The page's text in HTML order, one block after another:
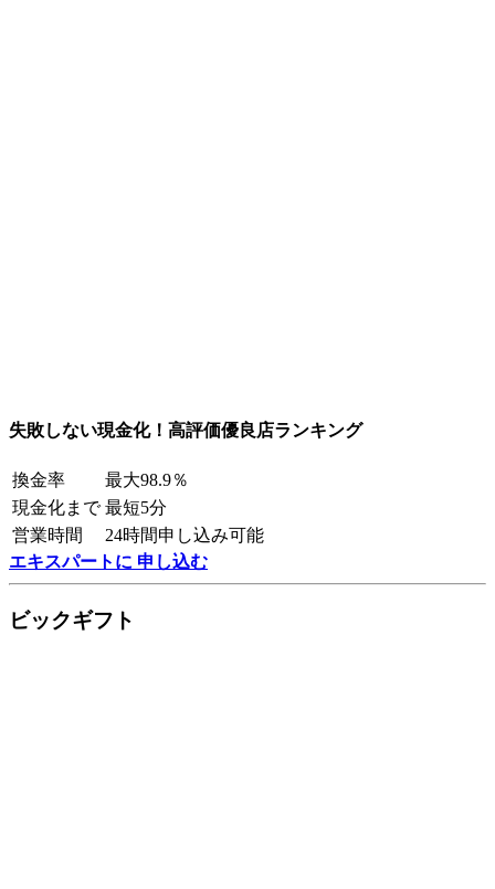
失敗しない現金化！高評価優良店ランキング
換金率
最大98.9％
現金化まで 最短5分
営業時間
24時間申し込み可能
エキスパートに 申し込む
ビックギフト